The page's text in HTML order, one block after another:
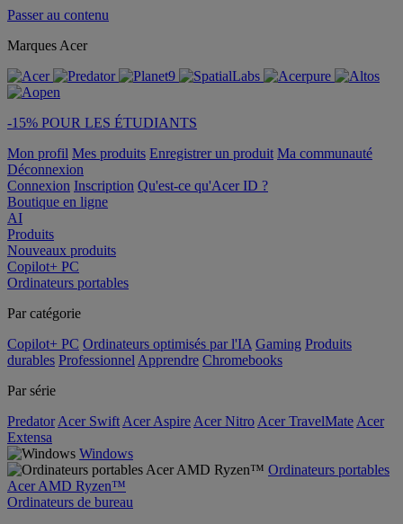
Passer au contenu
Marques Acer
-15% POUR LES ÉTUDIANTS
Mon profil Mes produits Enregistrer un produit Ma communauté
Déconnexion
Connexion Inscription Qu'est-ce qu'Acer ID ?
Boutique en ligne
AI
Produits
Nouveaux produits
Copilot+ PC
Ordinateurs portables
Par catégorie
Copilot+ PC Ordinateurs optimisés par l'IA Gaming Produits
durables Professionnel Apprendre Chromebooks
Par série
Predator Acer Swift Acer Aspire Acer Nitro Acer TravelMate Acer
Extensa
Windows
Ordinateurs portables
Acer AMD Ryzen™
Ordinateurs de bureau